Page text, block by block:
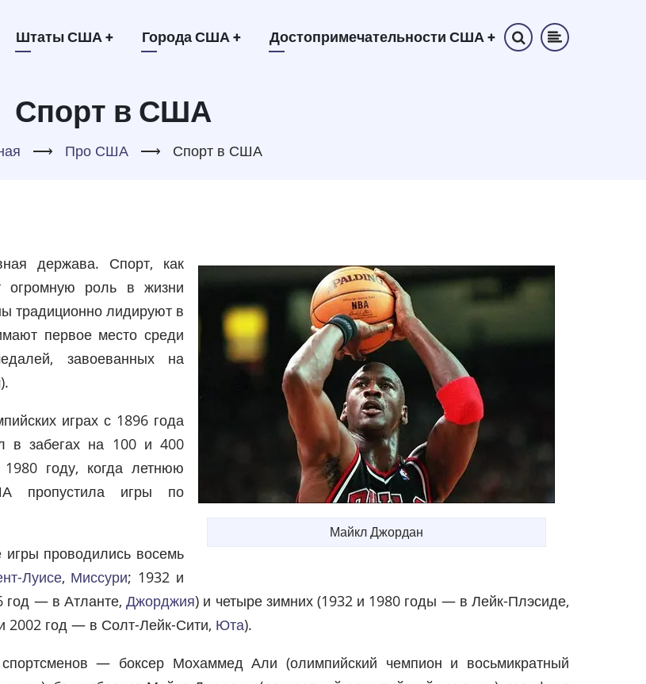
Штаты США + Города США + Достопримечательности США +
Спорт в США
⟶ Про США ⟶ Спорт в США
Майкл Джордан
держава. Спорт, как
огромную роль в жизни
традиционно лидируют в
первое место среди
завоеванных на
играх с 1896 года
в забегах на 100 и 400
году, когда летнюю
пропустила игры по
проводились восемь
Луисе, Миссури; 1932 и
год — в Атланте,Джорджия) и четыре зимних (1932 и 1980 годы — в Лейк-Плэсиде,
2002 год — в Солт-Лейк-Сити, Юта).
— боксер Мохаммед Али (олимпийский чемпион и восьмикратный